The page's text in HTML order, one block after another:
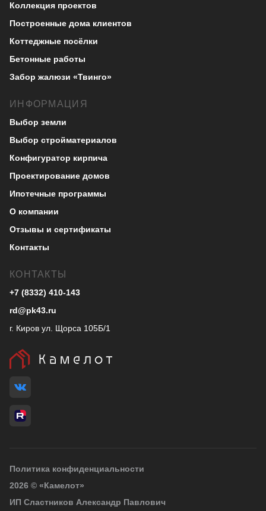
Коллекция проектов
Построенные дома клиентов
Коттеджные посёлки
Бетонные работы
Забор жалюзи «Твинго»
ИНФОРМАЦИЯ
Выбор земли
Выбор стройматериалов
Конфигуратор кирпича
Проектирование домов
Ипотечные программы
О компании
Отзывы и сертификаты
Контакты
КОНТАКТЫ
+7 (8332) 410-143
rd@pk43.ru
г. Киров ул. Щорса 105Б/1
Политика конфиденциальности
2026 © «Камелот»
ИП Сластников Александр Павлович